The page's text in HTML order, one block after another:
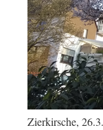
Zierkirsche,